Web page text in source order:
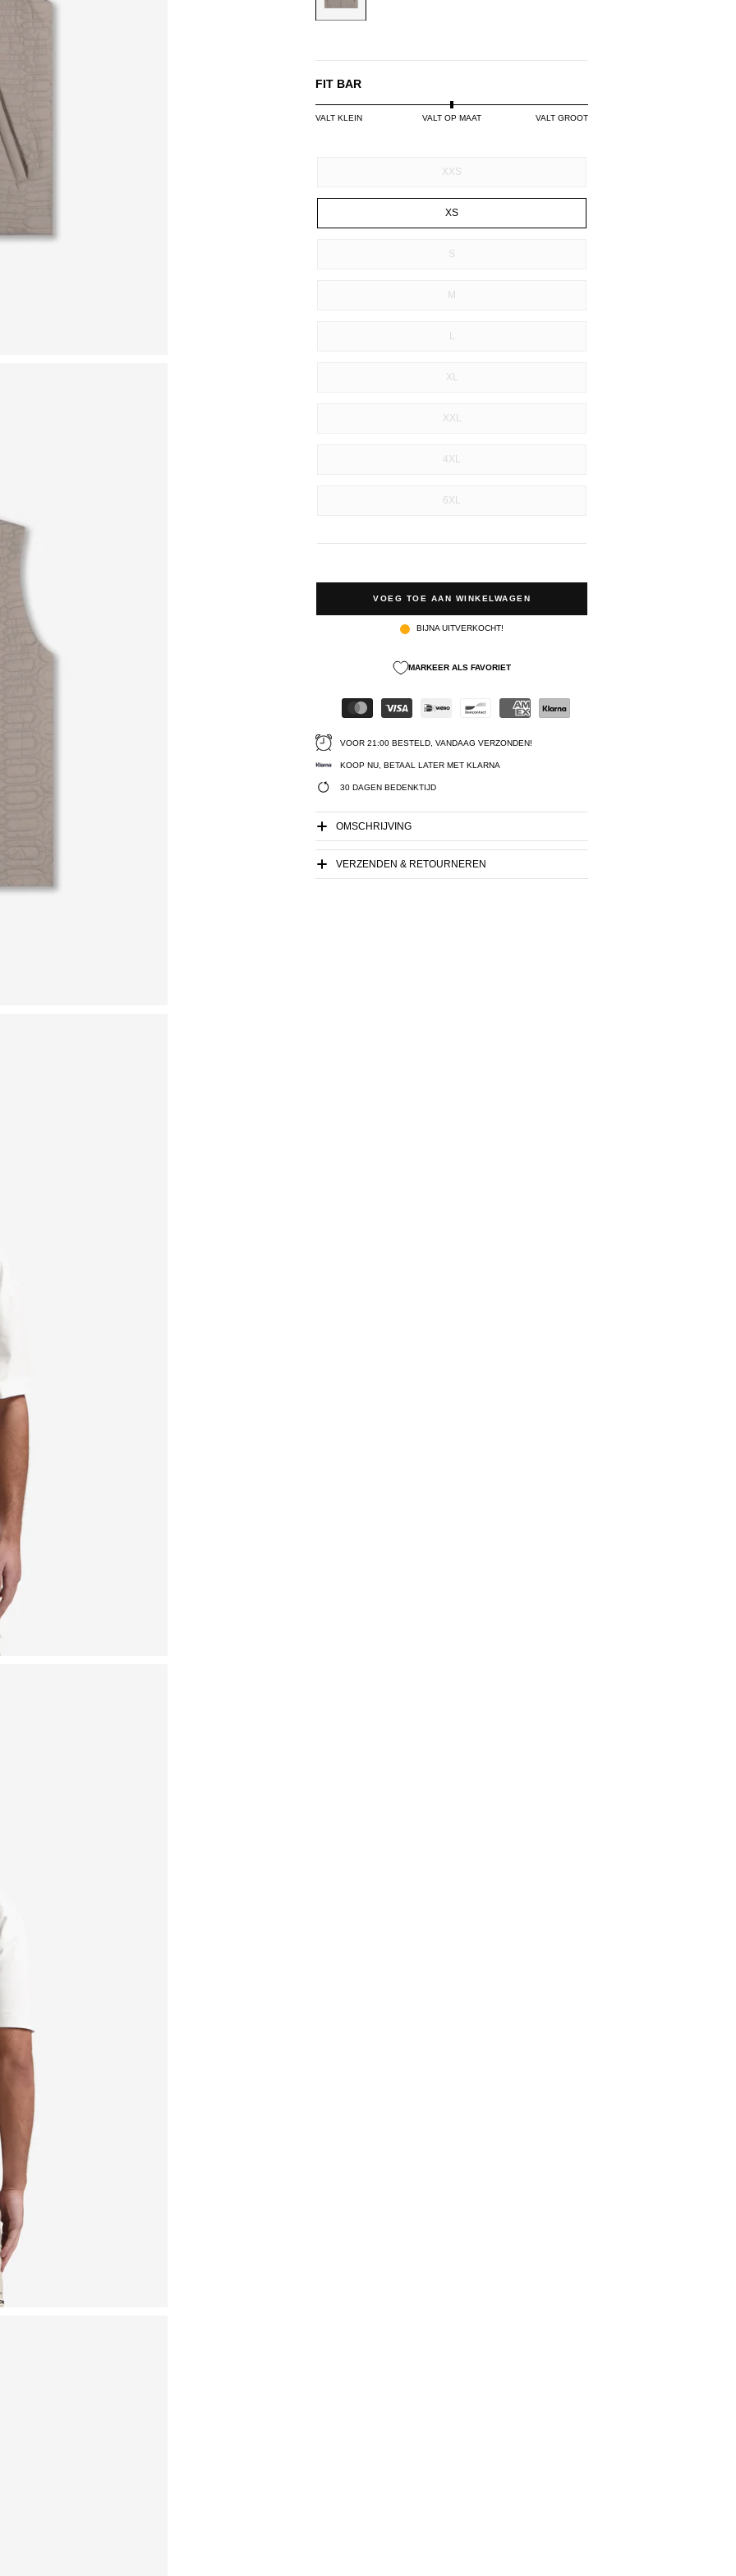
FIT BAR
VALT KLEIN VALT OP MAAT VALT GROOT
XXS
XS
S
M
L
XL
XXL
4XL
6XL
VOEG TOE AAN WINKELWAGEN
BIJNA UITVERKOCHT!
MARKEER ALS FAVORIET
VOOR 21:00 BESTELD, VANDAAG VERZONDEN!
KOOP NU, BETAAL LATER MET KLARNA
30 DAGEN BEDENKTIJD
OMSCHRIJVING
VERZENDEN & RETOURNEREN